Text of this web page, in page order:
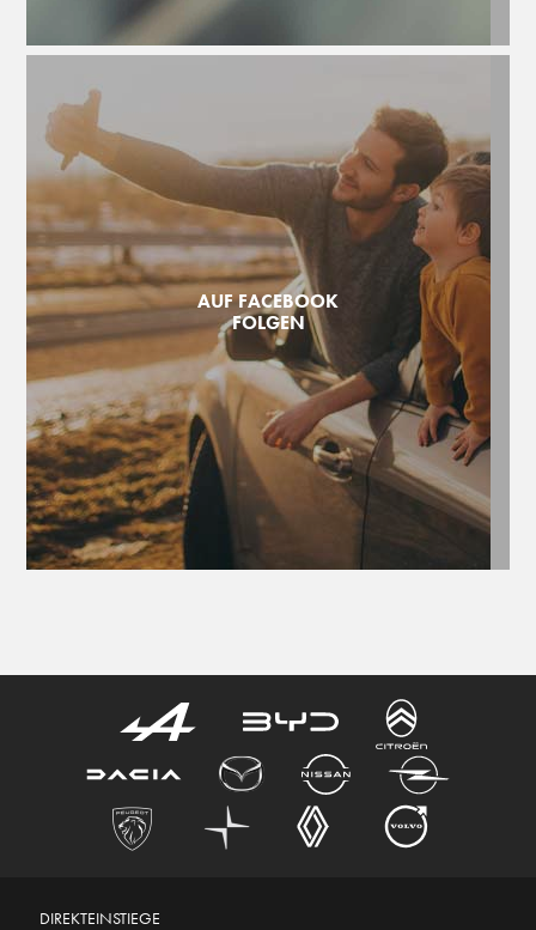
AUF FACEBOOK
FOLGEN
DIREKTEINSTIEGE